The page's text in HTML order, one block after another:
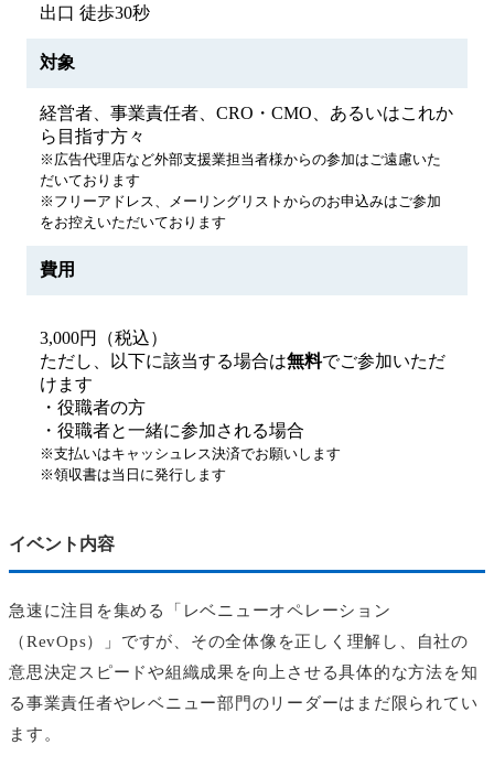
出口 徒歩30秒
対象
経営者、事業責任者、CRO・CMO、あるいはこれか
ら目指す方々
※広告代理店など外部支援業担当者様からの参加はご遠慮いた
だいております
※フリーアドレス、メーリングリストからのお申込みはご参加
をお控えいただいております
費用
3,000円（税込）
ただし、以下に該当する場合は無料でご参加いただ
けます
・役職者の方
・役職者と一緒に参加される場合
※支払いはキャッシュレス決済でお願いします
※領収書は当日に発行します
イベント内容
急速に注目を集める「レベニューオペレーション
（RevOps）」ですが、その全体像を正しく理解し、自社の
意思決定スピードや組織成果を向上させる具体的な方法を知
る事業責任者やレベニュー部門のリーダーはまだ限られてい
ます。